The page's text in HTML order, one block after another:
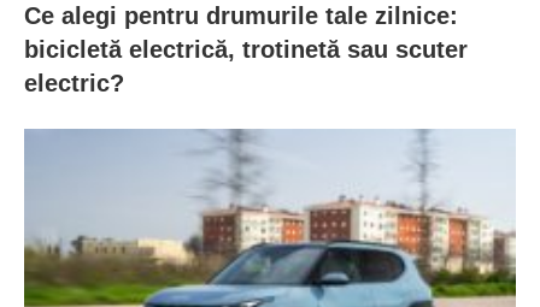
Ce alegi pentru drumurile tale zilnice:
bicicletă electrică, trotinetă sau scuter
electric?